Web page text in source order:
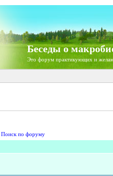
Беседы о
Это форум практикующих и
Поиск по форуму